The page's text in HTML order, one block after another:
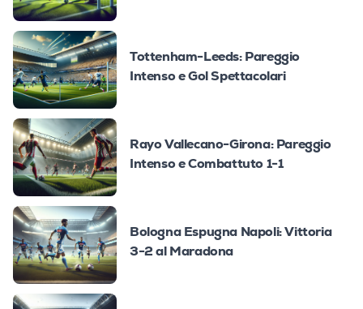
Tottenham-Leeds: Pareggio
Intenso e Gol Spettacolari
Rayo Vallecano-Girona: Pareggio
Intenso e Combattuto 1-1
Bologna Espugna Napoli: Vittoria
3-2 al Maradona